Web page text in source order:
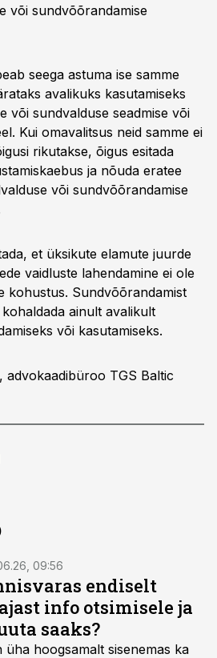
või sundvõõrandamise
seega astuma ise samme
avalikuks kasutamiseks
või sundvalduse seadmise või
Kui omavalitsus neid samme ei
rikutakse, õigus esitada
ja nõuda eratee
või sundvõõrandamise
et üksikute elamute juurde
vaidluste lahendamine ei ole
kohustus. Sundvõõrandamist
ainult avalikult
või kasutamiseks.
TGS Baltic
09:56
endiselt
info otsimisele ja
saaks?
üha hoogsamalt sisenemas ka